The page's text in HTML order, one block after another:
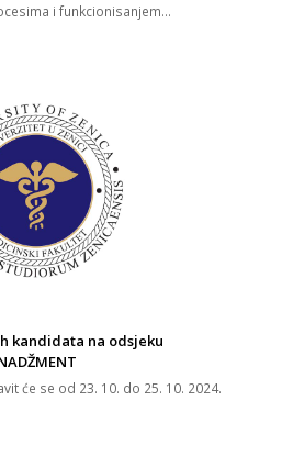
i funkcionisanjem…
kandidata na odsjeku
će se od 23. 10. do 25. 10. 2024.